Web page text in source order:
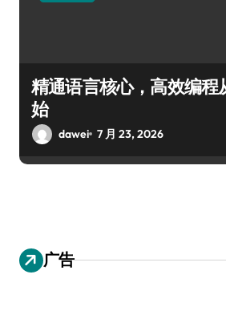
精通语言核心，高效编程
始
dawei 7 月 23, 2026
广告